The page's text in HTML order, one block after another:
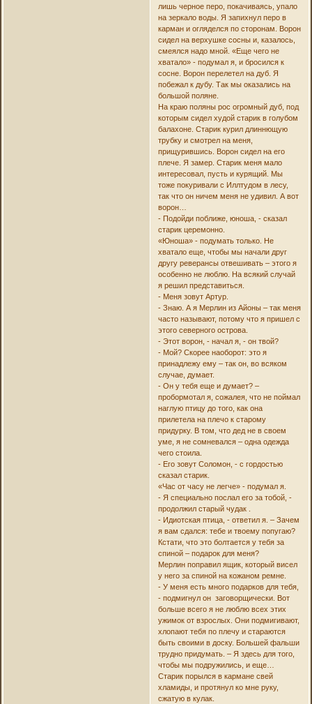
лишь черное перо, покачиваясь, упало
на зеркало воды. Я запихнул перо в
карман и огляделся по сторонам. Ворон
сидел на верхушке сосны и, казалось,
смеялся надо мной. «Еще чего не
хватало» - подумал я, и бросился к
сосне. Ворон перелетел на дуб. Я
побежал к дубу. Так мы оказались на
большой поляне.
На краю поляны рос огромный дуб, под
которым сидел худой старик в голубом
балахоне. Старик курил длиннющую
трубку и смотрел на меня,
прищурившись. Ворон сидел на его
плече. Я замер. Старик меня мало
интересовал, пусть и курящий. Мы
тоже покуривали с Иллтудом в лесу,
так что он ничем меня не удивил. А вот
ворон…
- Подойди поближе, юноша, - сказал
старик церемонно.
«Юноша» - подумать только. Не
хватало еще, чтобы мы начали друг
другу реверансы отвешивать – этого я
особенно не люблю. На всякий случай
я решил представиться.
- Меня зовут Артур.
- Знаю. А я Мерлин из Айоны – так меня
часто называют, потому что я пришел с
этого северного острова.
- Этот ворон, - начал я, - он твой?
- Мой? Скорее наоборот: это я
принадлежу ему – так он, во всяком
случае, думает.
- Он у тебя еще и думает? –
пробормотал я, сожалея, что не поймал
наглую птицу до того, как она
прилетела на плечо к старому
придурку. В том, что дед не в своем
уме, я не сомневался – одна одежда
чего стоила.
- Его зовут Соломон, - с гордостью
сказал старик.
«Час от часу не легче» - подумал я.
- Я специально послал его за тобой, -
продолжил старый чудак .
- Идиотская птица, - ответил я. – Зачем
я вам сдался: тебе и твоему попугаю?
Кстати, что это болтается у тебя за
спиной – подарок для меня?
Мерлин поправил ящик, который висел
у него за спиной на кожаном ремне.
- У меня есть много подарков для тебя,
- подмигнул он заговорщически. Вот
больше всего я не люблю всех этих
ужимок от взрослых. Они подмигивают,
хлопают тебя по плечу и стараются
быть своими в доску. Большей фальши
трудно придумать. – Я здесь для того,
чтобы мы подружились, и еще…
Старик порылся в кармане свей
хламиды, и протянул ко мне руку,
сжатую в кулак.